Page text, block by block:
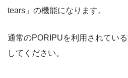
tears」の機能になります。
通常のPORIPUを利用されてい
してください。